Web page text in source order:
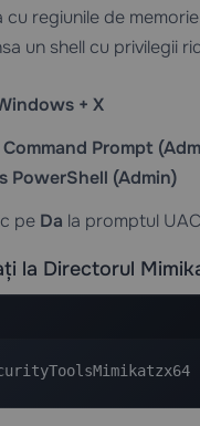
cu regiunile de
un shell cu privilegii
+ X
Command Prompt
PowerShell (Admin)
pe Da la promptul UAC
la Directorul